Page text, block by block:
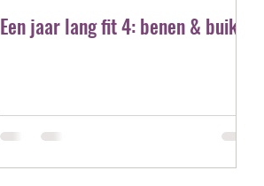
Een jaar lang fit 4: benen & buik